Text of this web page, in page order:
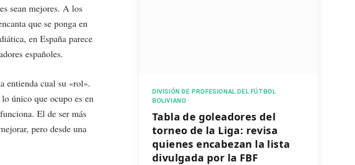
sean mejores. A los
que se ponga en
en España parece
españoles.
entienda cual su «rol».
único que ocupo es en
El de ser más
pero desde una
DIVISIÓN DE PROFESIONAL DEL FÚTBOL
BOLIVIANO
Tabla de goleadores del
torneo de la Liga: revisa
quienes encabezan la lista
divulgada por la FBF